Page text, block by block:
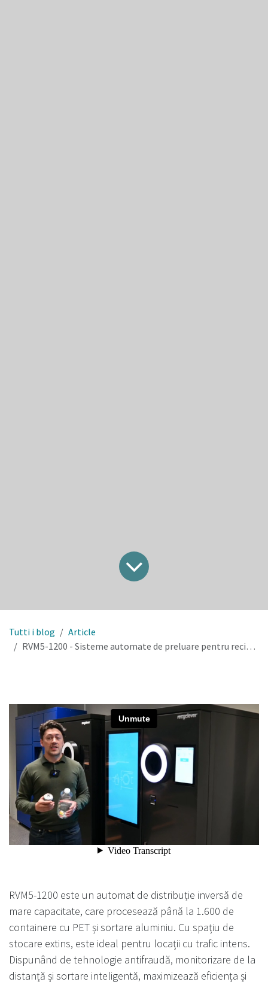
Tutti i blog
Article
RVM5-1200 - Sisteme automate de preluare pentru reciclarea ambalajelor
RVM5-1200 este un automat de distribuție inversă de
mare capacitate, care procesează până la 1.600 de
containere cu PET și sortare aluminiu. Cu spațiu de
stocare extins, este ideal pentru locații cu trafic intens.
Dispunând de tehnologie antifraudă, monitorizare de la
distanță și sortare inteligentă, maximizează eficiența și